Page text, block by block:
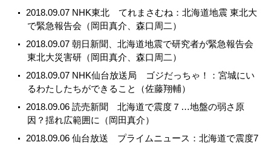
2018.09.07 NHK東北 てれまさむね：北海道地震 東北大
で緊急報告会（岡田真介、森口周二）
2018.09.07 朝日新聞、北海道地震で研究者が緊急報告会
東北大災害研（岡田真介、森口周二）
2018.09.07 NHK仙台放送局 ゴジだっちゃ！：宮城にい
るわたしたちができること（佐藤翔輔）
2018.09.06 読売新聞 北海道で震度７…地盤の弱さ原
因？揺れ広範囲に（岡田真介）
2018.09.06 仙台放送 プライムニュース：北海道で震度7